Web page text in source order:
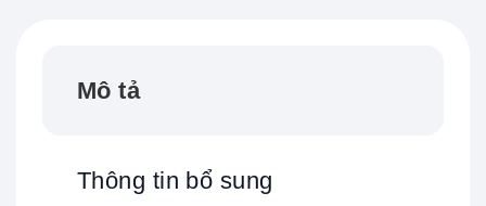
Mô tả
Thông tin bổ sung